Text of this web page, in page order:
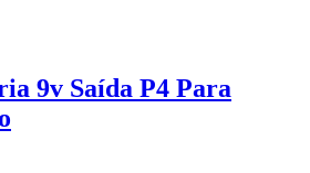
9v Saída P4 Para